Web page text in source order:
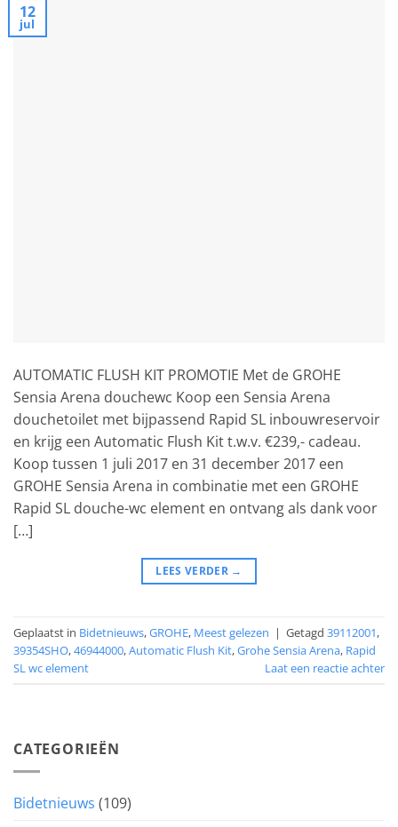
12
jul
AUTOMATIC FLUSH KIT PROMOTIE Met de GROHE
Sensia Arena douchewc Koop een Sensia Arena
douchetoilet met bijpassend Rapid SL inbouwreservoir
en krijg een Automatic Flush Kit t.w.v. €239,- cadeau.
Koop tussen 1 juli 2017 en 31 december 2017 een
GROHE Sensia Arena in combinatie met een GROHE
Rapid SL douche-wc element en ontvang als dank voor
[…]
LEES VERDER →
Geplaatst in Bidetnieuws,GROHE, Meest gelezen | Getagd 39112001,
39354SHO,46944000,Automatic Flush Kit,Grohe Sensia Arena, Rapid
SL wc element
Laat een reactie achter
CATEGORIEËN
Bidetnieuws (109)